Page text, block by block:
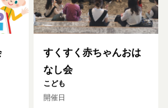
すくすく赤ちゃんおは
なし会
こども
開催日